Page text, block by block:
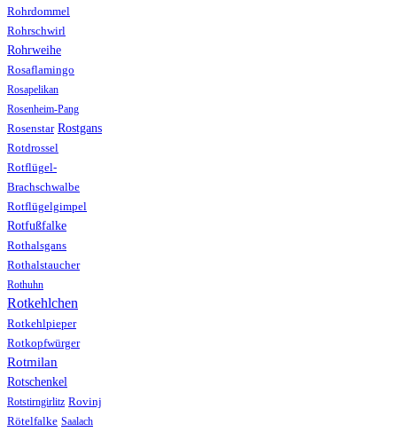
Rohrdommel
Rohrschwirl
Rohrweihe
Rosaflamingo
Rosapelikan
Rosenheim-Pang
Rosenstar Rostgans
Rotdrossel
Rotflügel-
Brachschwalbe
Rotflügelgimpel
Rotfußfalke
Rothalsgans
Rothalstaucher
Rothuhn
Rotkehlchen
Rotkehlpieper
Rotkopfwürger
Rotmilan
Rotschenkel
Rotstirngirlitz Rovinj
Rötelfalke Saalach